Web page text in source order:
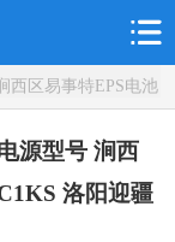
西区易事特EPS电池
源型号 涧西
洛阳迎疆